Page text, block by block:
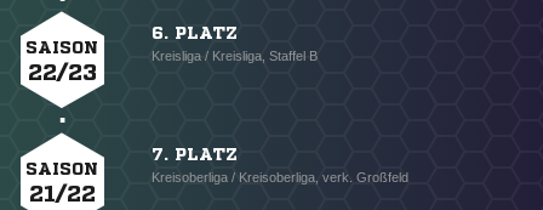
SAISON
22/23
6. PLATZ
Kreisliga / Kreisliga, Staffel B
SAISON
21/22
7. PLATZ
Kreisoberliga / Kreisoberliga, verk. Großfeld